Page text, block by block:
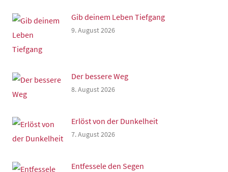
Gib deinem Leben Tiefgang
9. August 2026
Der bessere Weg
8. August 2026
Erlöst von der Dunkelheit
7. August 2026
Entfessele den Segen